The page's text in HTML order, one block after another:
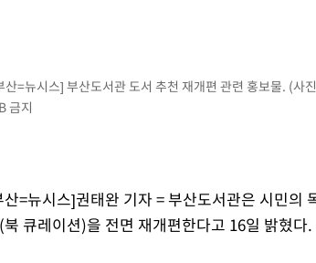
산=뉴시스] 부산도서관 도서 추천 재개편 관련 홍보물. (
금지
=뉴시스]권태완 기자 = 부산도서관은 시민의
북 큐레이션)을 전면 재개편한다고 16일 밝혔다.